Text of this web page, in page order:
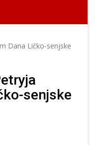
Dana Ličko-senjske
senjske